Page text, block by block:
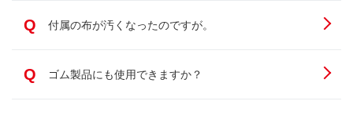
Q 付属の布が汚くなったのですが。
Q ゴム製品にも使用できますか？